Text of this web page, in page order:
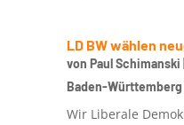
LD BW wählen
von Paul Schimanski
Baden-Württemberg
Wir Liberale